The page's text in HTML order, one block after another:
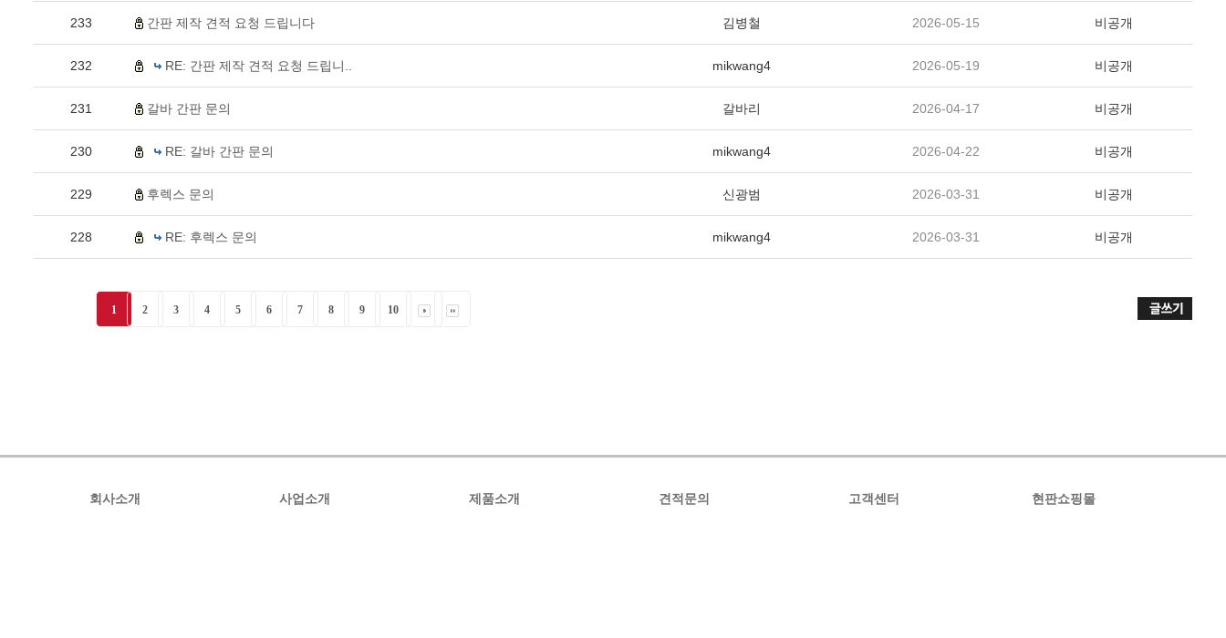
233 간판 제작 견적 요청 드립니다 김병철 2026-05-15 비공개
232 RE: 간판 제작 견적 요청 드립니.. mikwang4 2026-05-19 비공개
231 갈바 간판 문의 갈바리 2026-04-17 비공개
230 RE: 갈바 간판 문의 mikwang4 2026-04-22 비공개
229 후렉스 문의 신광범 2026-03-31 비공개
228 RE: 후렉스 문의 mikwang4 2026-03-31 비공개
1 2 3 4 5 6 7 8 9 10
회사소개 사업소개 제품소개 견적문의 고객센터 현판쇼핑몰